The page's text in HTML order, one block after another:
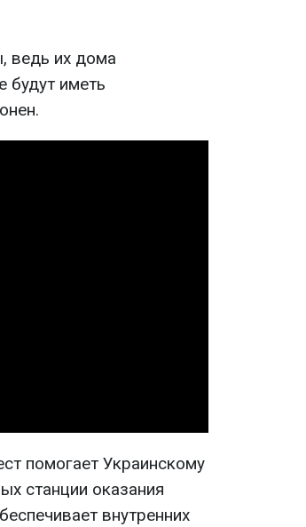
ведь их дома
будут иметь
помогает Украинскому
станции оказания
внутренних